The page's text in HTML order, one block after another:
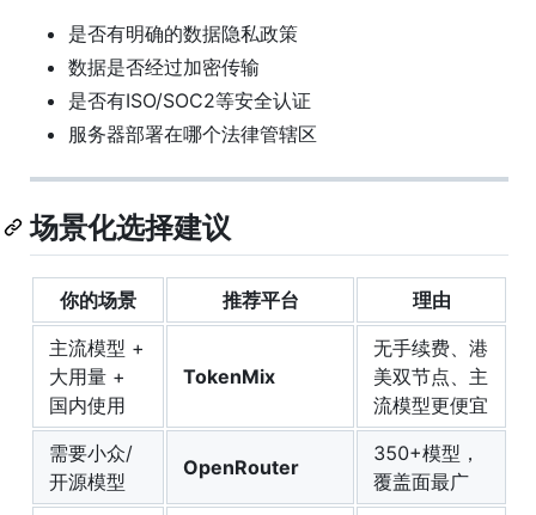
是否有明确的数据隐私政策
数据是否经过加密传输
是否有ISO/SOC2等安全认证
服务器部署在哪个法律管辖区
场景化选择建议
你的场景 推荐平台
理由
主流模型 +
大用量 +
国内使用
TokenMix
无手续费、港
美双节点、主
流模型更便宜
需要小众/
开源模型
OpenRouter
350+模型，
覆盖面最广